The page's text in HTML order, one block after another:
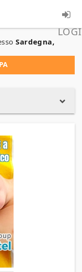
Sardegna,